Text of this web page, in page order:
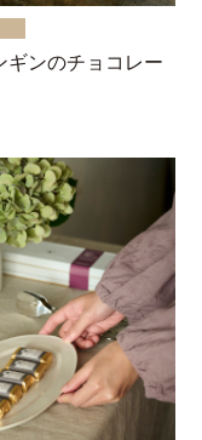
ギンのチョコレー